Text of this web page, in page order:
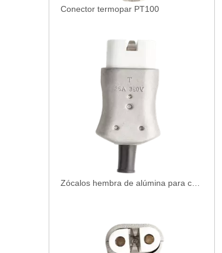
Conector termopar PT100